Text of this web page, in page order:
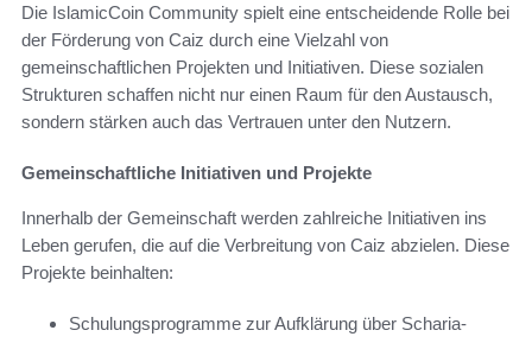
Die IslamicCoin Community spielt eine entscheidende Rolle bei
der Förderung von Caiz durch eine Vielzahl von
gemeinschaftlichen Projekten und Initiativen. Diese sozialen
Strukturen schaffen nicht nur einen Raum für den Austausch,
sondern stärken auch das Vertrauen unter den Nutzern.
Gemeinschaftliche Initiativen und Projekte
Innerhalb der Gemeinschaft werden zahlreiche Initiativen ins
Leben gerufen, die auf die Verbreitung von Caiz abzielen. Diese
Projekte beinhalten:
Schulungsprogramme zur Aufklärung über Scharia-